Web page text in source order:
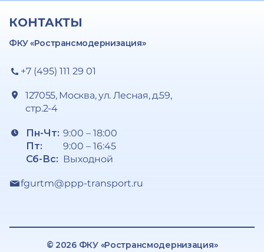
КОНТАКТЫ
ФКУ «Ространсмодернизация»
+7 (495) 111 29 01
127055, Москва, ул. Лесная, д.59,
стр.2-4
Пн-Чт:
Пт:
Сб-Вс:
9:00 – 18:00
9:00 – 16:45
Выходной
fgurtm@ppp-transport.ru
© 2026 ФКУ «Ространсмодернизация»